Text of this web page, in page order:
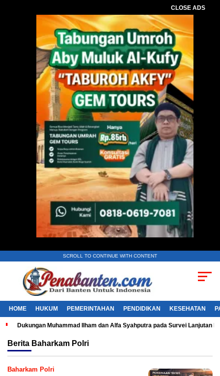
CLOSE ADS
SCROLL TO CONTINUE WITH CONTENT
HOME HUKUM PEMERINTAHAN PENDIDIKAN KESEHATAN
Dukungan Muhammad Ilham dan Alfa Syahputra pada Survei Lanjutan
Berita Baharkam Polri
Baharkam Polri